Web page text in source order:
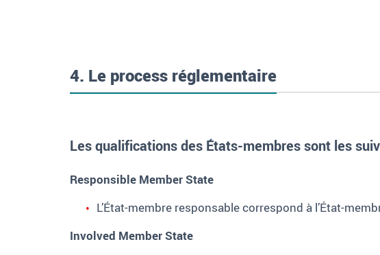
4. Le process réglementaire
Les qualifications des États-membres sont les
Responsible Member State
L’État-membre responsable correspond à l’État-
Involved Member State